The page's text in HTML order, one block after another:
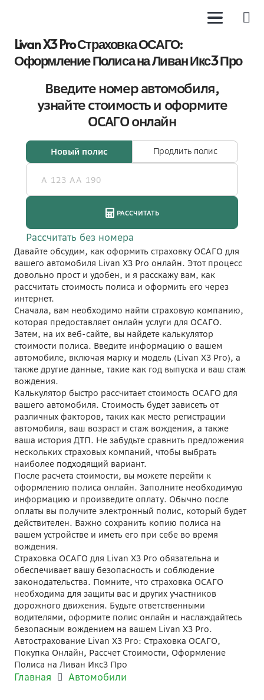
Livan X3 Pro Страховка ОСАГО:
Оформление Полиса на Ливан Икс3 Про
Давайте обсудим, как оформить страховку ОСАГО для
вашего автомобиля Livan X3 Pro онлайн. Этот процесс
довольно прост и удобен, и я расскажу вам, как
рассчитать стоимость полиса и оформить его через
интернет.
Сначала, вам необходимо найти страховую компанию,
которая предоставляет онлайн услуги для ОСАГО.
Затем, на их веб-сайте, вы найдете калькулятор
стоимости полиса. Введите информацию о вашем
автомобиле, включая марку и модель (Livan X3 Pro), а
также другие данные, такие как год выпуска и ваш стаж
вождения.
Калькулятор быстро рассчитает стоимость ОСАГО для
вашего автомобиля. Стоимость будет зависеть от
различных факторов, таких как место регистрации
автомобиля, ваш возраст и стаж вождения, а также
ваша история ДТП. Не забудьте сравнить предложения
нескольких страховых компаний, чтобы выбрать
наиболее подходящий вариант.
После расчета стоимости, вы можете перейти к
оформлению полиса онлайн. Заполните необходимую
информацию и произведите оплату. Обычно после
оплаты вы получите электронный полис, который будет
действителен. Важно сохранить копию полиса на
вашем устройстве и иметь его при себе во время
вождения.
Страховка ОСАГО для Livan X3 Pro обязательна и
обеспечивает вашу безопасность и соблюдение
законодательства. Помните, что страховка ОСАГО
необходима для защиты вас и других участников
дорожного движения. Будьте ответственными
водителями, оформите полис онлайн и наслаждайтесь
безопасным вождением на вашем Livan X3 Pro.
Автострахование Livan X3 Pro: Страховка ОСАГО,
Покупка Онлайн, Рассчет Стоимости, Оформление
Полиса на Ливан Икс3 Про
Главная Автомобили